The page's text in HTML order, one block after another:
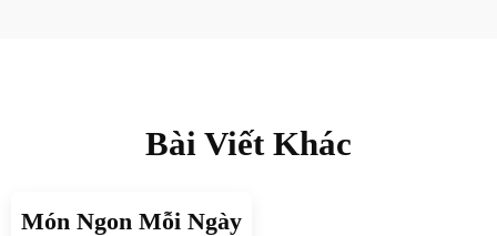
Bài Viết Khác
Món Ngon Mỗi Ngày